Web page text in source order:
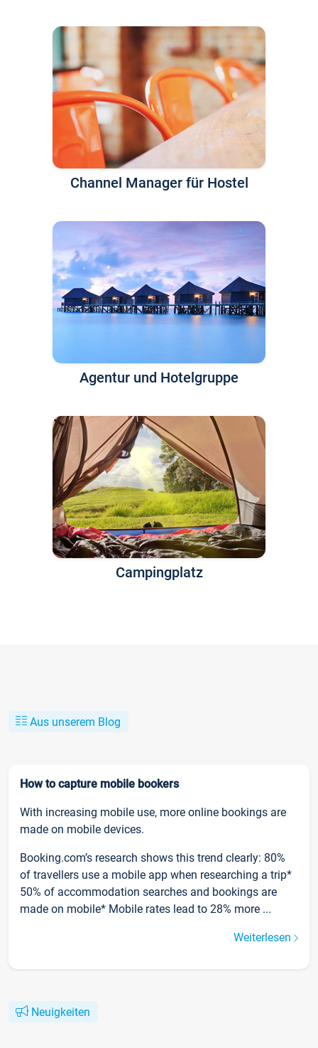
Channel Manager für Hostel
Agentur und Hotelgruppe
Campingplatz
Aus unserem Blog
How to capture mobile bookers
With increasing mobile use, more online bookings are
made on mobile devices.
Booking.com’s research shows this trend clearly: 80%
of travellers use a mobile app when researching a trip*
50% of accommodation searches and bookings are
made on mobile* Mobile rates lead to 28% more ...
Weiterlesen
Neuigkeiten